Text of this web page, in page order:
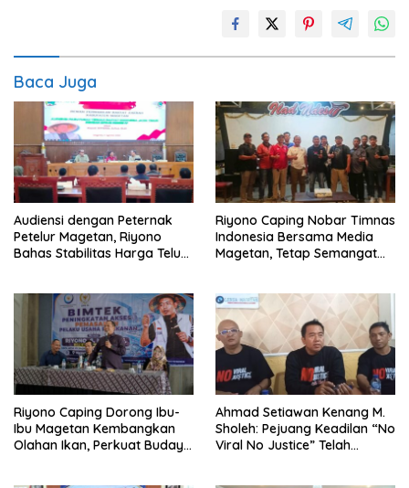
Baca Juga
Audiensi dengan Peternak
Petelur Magetan, Riyono
Bahas Stabilitas Harga Telur
Riyono Caping Nobar Timnas
Indonesia Bersama Media
Magetan, Tetap Semangat
Riyono Caping Dorong Ibu-
Ibu Magetan Kembangkan
Olahan Ikan, Perkuat Budaya
Ahmad Setiawan Kenang M.
Sholeh: Pejuang Keadilan “No
Viral No Justice” Telah